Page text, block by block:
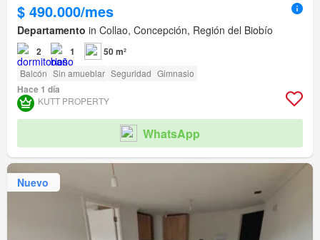
$ 490.000/mes
Departamento in Collao, Concepción, Región del Biobío
2 1 50 m²
Balcón Sin amueblar Seguridad Gimnasio
Hace 1 día
KUTT PROPERTY
WhatsApp
Nuevo